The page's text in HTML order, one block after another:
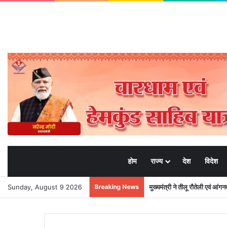
होम राज्य देश विदेश
Sunday, August 9 2026 Breaking News भाजपा मीडिया प्रभारी मनवीर